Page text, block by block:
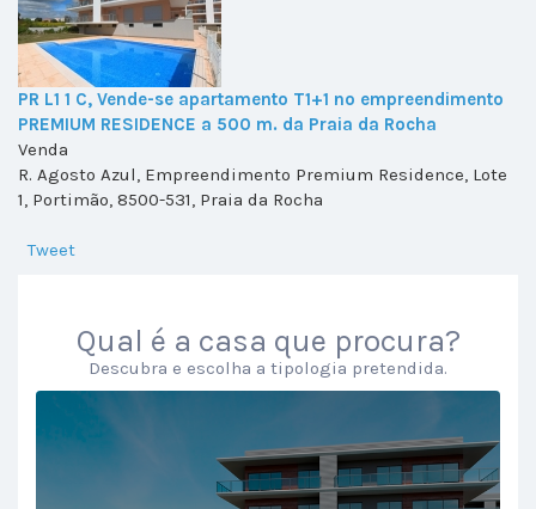
PR L1 1 C, Vende-se apartamento T1+1 no empreendimento
PREMIUM RESIDENCE a 500 m. da Praia da Rocha
Venda
R. Agosto Azul, Empreendimento Premium Residence, Lote
1, Portimão, 8500-531, Praia da Rocha
Tweet
Qual é a casa que procura?
Descubra e escolha a tipologia pretendida.